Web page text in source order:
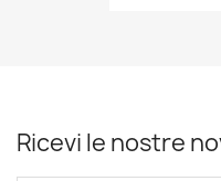
Ricevi le nostre